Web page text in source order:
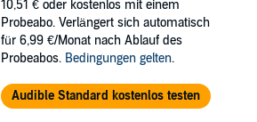
10,51 € oder kostenlos mit einem
Probeabo. Verlängert sich automatisch
für 6,99 €/Monat nach Ablauf des
Probeabos. Bedingungen gelten.
Audible Standard kostenlos testen